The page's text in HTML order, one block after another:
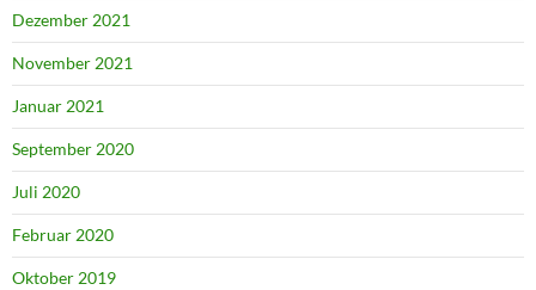
Dezember 2021
November 2021
Januar 2021
September 2020
Juli 2020
Februar 2020
Oktober 2019